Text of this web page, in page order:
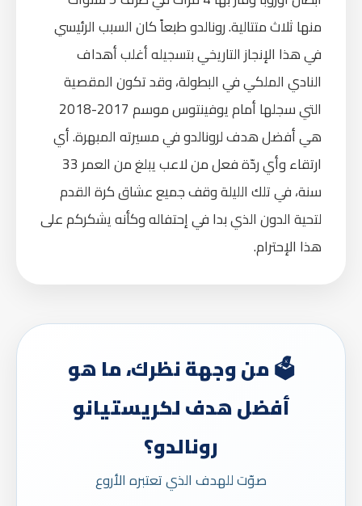
منها ثلاث متتالية. رونالدو طبعاً كان السبب الرئيسي
في هذا الإنجاز التاريخي بتسجيله أغلب أهداف
النادي الملكي في البطولة، وقد تكون المقصية
التي سجلها أمام يوفينتوس موسم 2017-2018
هي أفضل هدف لرونالدو في مسيرته المبهرة. أي
ارتقاء وأي ردّة فعل من لاعب يبلغ من العمر 33
سنة، في تلك الليلة وقف جميع عشاق كرة القدم
لتحية الدون الذي بدا في إحتفاله وكأنه يشكركم على
هذا الإحترام.
🗳️ من وجهة نظرك، ما هو
أفضل هدف لكريستيانو
رونالدو؟
صوّت للهدف الذي تعتبره الأروع